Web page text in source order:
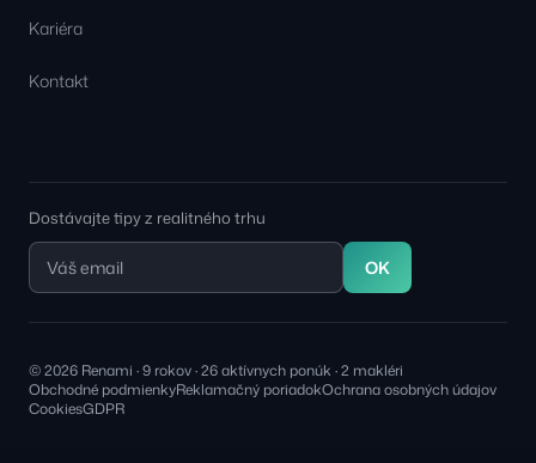
Kariéra
Kontakt
Dostávajte tipy z realitného trhu
OK
© 2026 Renami · 9 rokov · 26 aktívnych ponúk · 2 makléri
Obchodné podmienkyReklamačný poriadokOchrana osobných údajov
CookiesGDPR